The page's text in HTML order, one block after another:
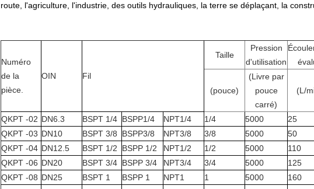
route, l'agriculture, l'industrie, des outils hydrauliques, la terre se déplaçant, la
Numéro
de la
pièce.
OIN Fil
Taille
Pression
d'utilisation
(pouce)
(Livre par
pouce
carré)
(L/
QKPT -02 DN6.3 BSPT 1/4 BSPP1/4 NPT1/4 1/4 5000
25
QKPT -03 DN10 BSPT 3/8 BSPP3/8 NPT3/8 3/8 5000
50
QKPT -04 DN12.5 BSPT 1/2 BSPP 1/2 NPT1/2 1/2 5000
110
QKPT -06 DN20 BSPT 3/4 BSPP 3/4 NPT3/4 3/4 5000
125
QKPT -08 DN25 BSPT 1 BSPP 1 NPT1 1 5000
160